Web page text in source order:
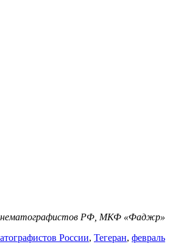
РФ, МКФ «Фаджр»
России, Тегеран, февраль